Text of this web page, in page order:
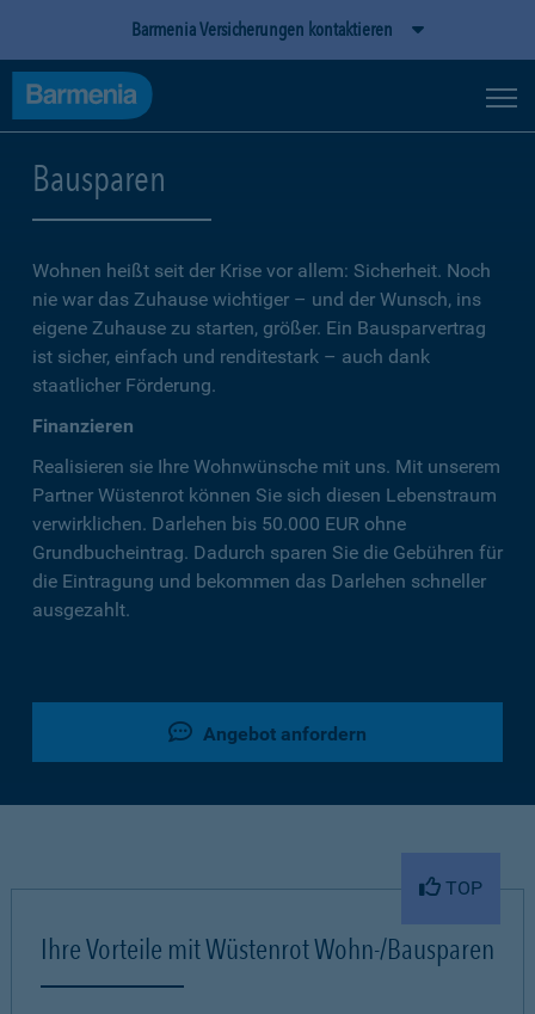
Barmenia Versicherungen kontaktieren
Bausparen
Wohnen heißt seit der Krise vor allem: Sicherheit. Noch
nie war das Zuhause wichtiger – und der Wunsch, ins
eigene Zuhause zu starten, größer. Ein Bausparvertrag
ist sicher, einfach und renditestark – auch dank
staatlicher Förderung.
Finanzieren
Realisieren sie Ihre Wohnwünsche mit uns. Mit unserem
Partner Wüstenrot können Sie sich diesen Lebenstraum
verwirklichen. Darlehen bis 50.000 EUR ohne
Grundbucheintrag. Dadurch sparen Sie die Gebühren für
die Eintragung und bekommen das Darlehen schneller
ausgezahlt.
Angebot anfordern
TOP
Ihre Vorteile mit Wüstenrot Wohn-/Bausparen